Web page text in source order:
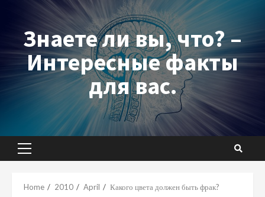
contentЗнаете ли вы, что? –
Интересные факты
для вас.
Primary
Home 2010 April Какого цвета должен быть фрак?